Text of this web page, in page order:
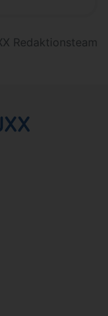
Redaktionsteam